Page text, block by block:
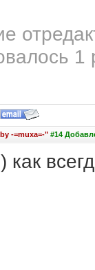
1
-=muxa=-"#14
как